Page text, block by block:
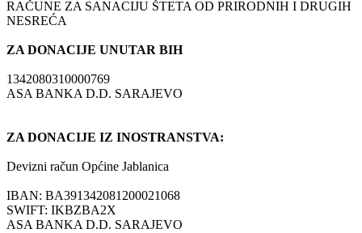
RAČUNE ZA SANACIJU ŠTETA OD PRIRODNIH I DRUGIH
NESREĆA
ZA DONACIJE UNUTAR BIH
1342080310000769
ASA BANKA D.D. SARAJEVO
ZA DONACIJE IZ INOSTRANSTVA:
Devizni račun Općine Jablanica
IBAN: BA391342081200021068
SWIFT: IKBZBA2X
ASA BANKA D.D. SARAJEVO